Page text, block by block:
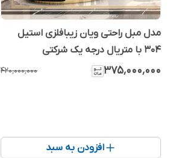
مدل مبل راحتی ویان زیبافلزی استیل
۳۰۴ با متریال درجه یک شرکتی
۳۷۵٬۰۰۰٬۰۰۰ ۴۲۰٬۰۰۰٬۰۰۰
افزودن به سبد